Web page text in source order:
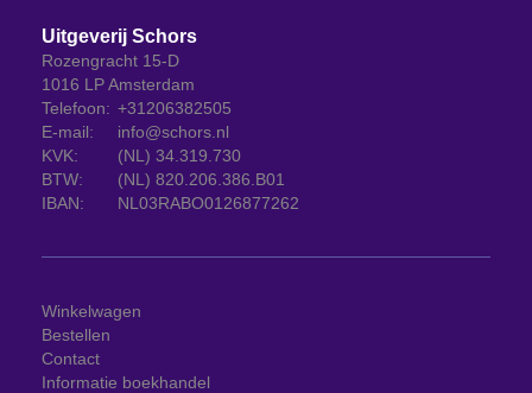
Uitgeverij Schors
Rozengracht 15-D
1016 LP Amsterdam
Telefoon: +31206382505
E-mail:
info@schors.nl
KVK:
(NL) 34.319.730
BTW:
(NL) 820.206.386.B01
IBAN:
NL03RABO0126877262
Winkelwagen
Bestellen
Contact
Informatie boekhandel